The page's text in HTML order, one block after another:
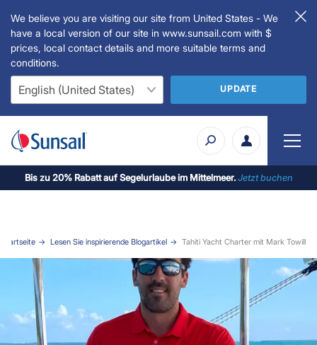
We believe you are visiting our site from United States - We
have a local version of our site in www.sunsail.com with $
prices, local contact details and more suitable terms and
conditions.
UPDATE
Bis zu 20% Rabatt auf Segelurlaube im Mittelmeer.Jetzt buchen
Startseite Lesen Sie inspirierende Blogartikel Tahiti Yacht Charter mit Mark Towill